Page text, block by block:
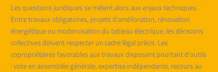
Les questions juridiques se mêlent alors aux enjeux techniques.
Entre travaux obligatoires, projets d’amélioration, rénovation
énergétique ou modernisation du tableau électrique, les décisions
collectives doivent respecter un cadre légal précis. Les
copropriétaires favorables aux travaux disposent pourtant d’outils
: vote en assemblée générale, expertise indépendante, recours au